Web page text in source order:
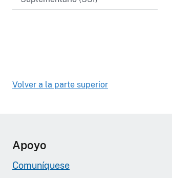
Volver a la parte superior
Apoyo
Comuníquese